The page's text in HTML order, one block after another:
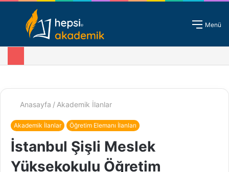
Giriş - Kayıt Menü
Anasayfa / Akademik İlanlar
Akademik İlanlar Öğretim Elemanı İlanları
İstanbul Şişli Meslek
Yüksekokulu Öğretim